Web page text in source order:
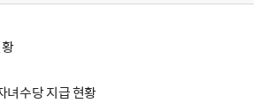
녀수당 지급 현황